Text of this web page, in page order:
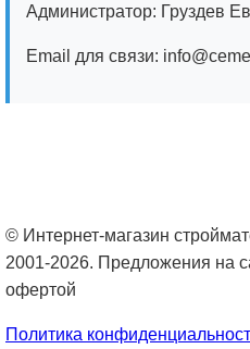
Администратор: Груздев
Email для связи:
© Интернет-магазин
2001-2026. Предложения на
офертой
Политика